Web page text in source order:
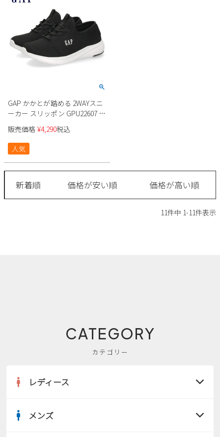
GAP かかとが踏める 2WAYスニ
ーカー スリッポン GPU22607 ユ
ニセックス
販売価格 ¥4,290税込
人気
新着順 価格が安い順 価格が高い順
11件中 1-11件表示
CATEGORY
カテゴリー
レディース
メンズ